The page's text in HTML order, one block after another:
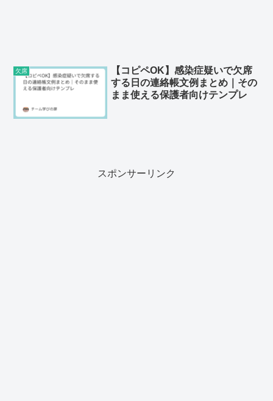
欠席
【コピペOK】感染症疑いで欠席
する日の連絡帳文例まとめ｜その
まま使える保護者向けテンプレ
スポンサーリンク